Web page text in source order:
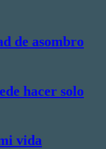
de asombro
hacer solo
vida